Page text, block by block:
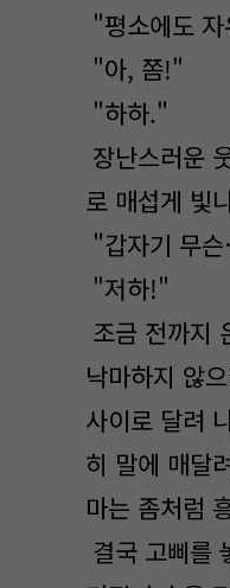
"평소에도
"아, 쫌!"
"하하."
장난스러운
로 매섭게 빛
"갑자기 무
"저하!"
조금 전까지
낙마하지 않
사이로 달려
히 말에 매달
마는 좀처럼
결국 고삐를